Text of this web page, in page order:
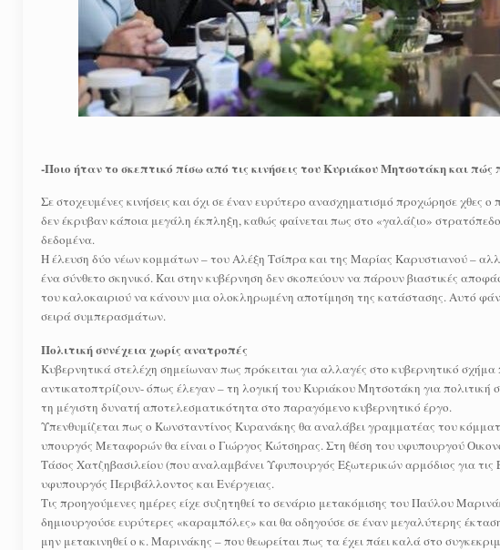
-Ποιο ήταν το σκεπτικό πίσω από τις κινήσεις του Κυριάκου Μητσοτάκη και
Σε στοχευμένες κινήσεις και όχι σε έναν ευρύτερο ανασχηματισμό προχώρησε
δεν έκρυβαν κάποια μεγάλη έκπληξη, καθώς φαίνεται πως στο «γαλάζιο»
δεδομένα.
Η έλευση δύο νέων κομμάτων – του Αλέξη Τσίπρα και της Μαρίας Καρυστιανού –
ένα σύνθετο σκηνικό. Και στην κυβέρνηση δεν σκοπεύουν να πάρουν βιαστικές
του καλοκαιριού να κάνουν μια ολοκληρωμένη αποτίμηση της κατάστασης. Αυτό
σειρά συμπερασμάτων.
Πολιτική συνέχεια χωρίς ανατροπές
Κυβερνητικά στελέχη σημείωναν πως πρόκειται για αλλαγές στο κυβερνητικό
αντικατοπτρίζουν- όπως έλεγαν – τη λογική του Κυριάκου Μητσοτάκη για
τη μέγιστη δυνατή αποτελεσματικότητα στο παραγόμενο κυβερνητικό έργο.
Υπενθυμίζεται πως ο Κωνσταντίνος Κυρανάκης θα αναλάβει γραμματέας του
υπουργός Μεταφορών θα είναι ο Γιώργος Κώτσηρας. Στη θέση του υφυπουργού
Τάσος Χατζηβασιλείου (που αναλαμβάνει Υφυπουργός Εξωτερικών αρμόδιος για
υφυπουργός Περιβάλλοντος και Ενέργειας.
Τις προηγούμενες ημέρες είχε συζητηθεί το σενάριο μετακόμισης του Παύλου
δημιουργούσε ευρύτερες «καραμπόλες» και θα οδηγούσε σε έναν μεγαλύτερης
μην μετακινηθεί ο κ. Μαρινάκης – που θεωρείται πως τα έχει πάει καλά στο